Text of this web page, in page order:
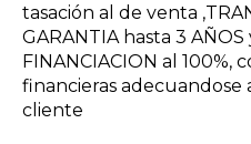
tasación al de venta
GARANTIA hasta 3 AÑOS
FINANCIACION al 100%,
financieras adecuandose
cliente